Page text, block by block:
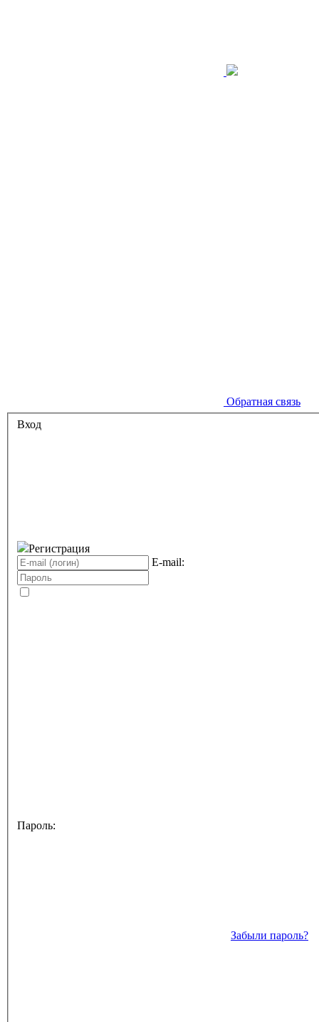
Обратная связь
Вход
Регистрация
E-mail:
Пароль:
Забыли пароль?